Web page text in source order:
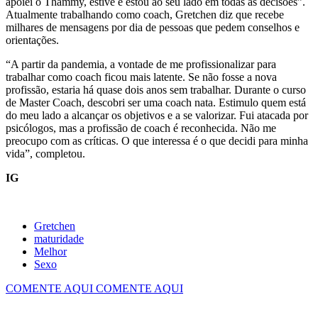
Atualmente trabalhando como coach, Gretchen diz que recebe
milhares de mensagens por dia de pessoas que pedem conselhos e
orientações.
“A partir da pandemia, a vontade de me profissionalizar para
trabalhar como coach ficou mais latente. Se não fosse a nova
profissão, estaria há quase dois anos sem trabalhar. Durante o curso
de Master Coach, descobri ser uma coach nata. Estimulo quem está
do meu lado a alcançar os objetivos e a se valorizar. Fui atacada por
psicólogos, mas a profissão de coach é reconhecida. Não me
preocupo com as críticas. O que interessa é o que decidi para minha
vida”, completou.
IG
Gretchen
maturidade
Melhor
Sexo
COMENTE AQUI COMENTE AQUI